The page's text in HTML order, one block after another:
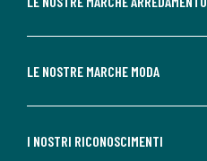
LE NOSTRE MARCHE MODA
I NOSTRI RICONOSCIMENTI